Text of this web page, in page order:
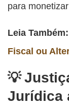
para
Leia Também:
Fiscal ou
Jurídica